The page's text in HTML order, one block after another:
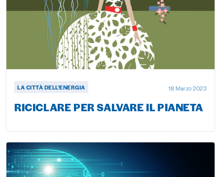
LA CITTÀ DELL'ENERGIA 18 Marzo 2023
RICICLARE PER SALVARE IL PIANETA